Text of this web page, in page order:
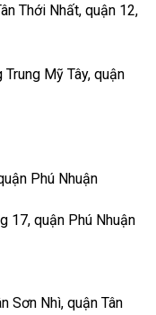
Thới Nhất, quận 12,
Mỹ Tây, quận
Phú Nhuận
17, quận Phú Nhuận
Sơn Nhì, quận Tân